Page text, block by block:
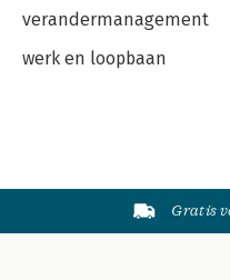
verandermanagement
werk en loopbaan
Gratis